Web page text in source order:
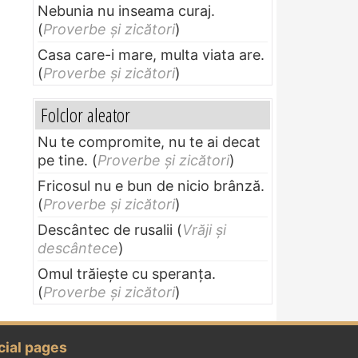
Nebunia nu inseama curaj.
(Proverbe și zicători)
Casa care-i mare, multa viata are.
(Proverbe și zicători)
Folclor aleator
Nu te compromite, nu te ai decat
pe tine. (Proverbe și zicători)
Fricosul nu e bun de nicio brânză.
(Proverbe și zicători)
Descântec de rusalii (Vrăji și
descântece)
Omul trăieşte cu speranţa.
(Proverbe și zicători)
pages